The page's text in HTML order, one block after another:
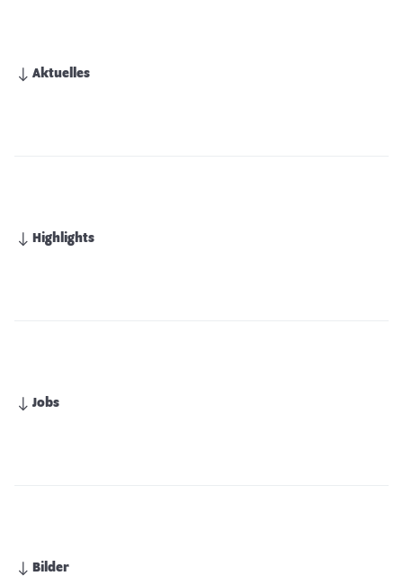
Aktuelles
Highlights
Jobs
Bilder